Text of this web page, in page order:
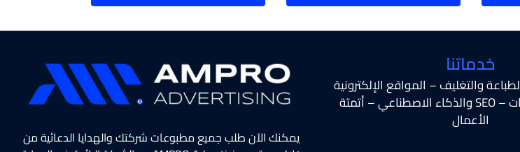
خدماتنا
والتغليف – المواقع الإلكترونية
التسويق والإعلانات – SEO والذكاء الاصطناعي – أتمتة
الأعمال
يمكنك الآن طلب جميع مطبوعات شركتك والهدايا الدعائية من